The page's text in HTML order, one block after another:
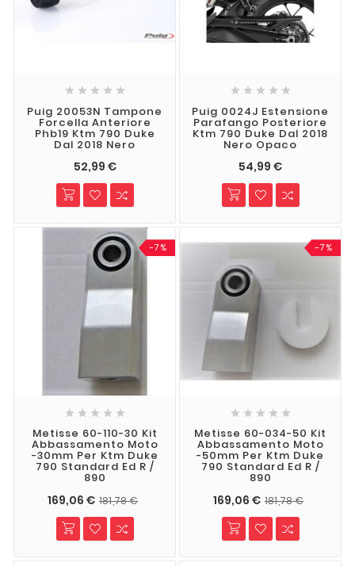
    
Puig 20053N Tampone
Forcella Anteriore
Phb19 Ktm 790 Duke
Dal 2018 Nero
52,99 €
    
Puig 0024J Estensione
Parafango Posteriore
Ktm 790 Duke Dal 2018
Nero Opaco
54,99 €
-7%
    
Metisse 60-110-30 Kit
Abbassamento Moto
-30mm Per Ktm Duke
790 Standard Ed R /
890
169,06 € 181,78 €
-7%
    
Metisse 60-034-50 Kit
Abbassamento Moto
-50mm Per Ktm Duke
790 Standard Ed R /
890
169,06 € 181,78 €